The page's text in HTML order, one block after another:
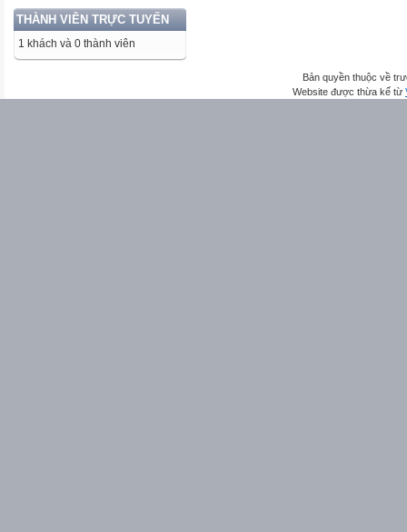
THÀNH VIÊN TRỰC TUYẾN
1 khách và 0 thành viên
Bản quyền thuộc về
Website được thừa kế từ